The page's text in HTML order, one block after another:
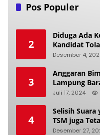
Pos Populer
2
Diduga Ada
Kandidat
Desember 4,
3
Anggaran
Lampung
Makan Anak
Juli 17, 2024
4
Selisih Suara
TSM juga
Keadilan
Desember 27,